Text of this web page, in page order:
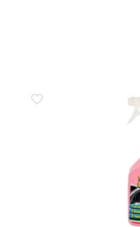
geeignet, jedoch ist
Die ammoniakfreie
Oberflächen
und lackierte Oberflächen
Menge Produkt auftragen
des Autos
Es ist ein